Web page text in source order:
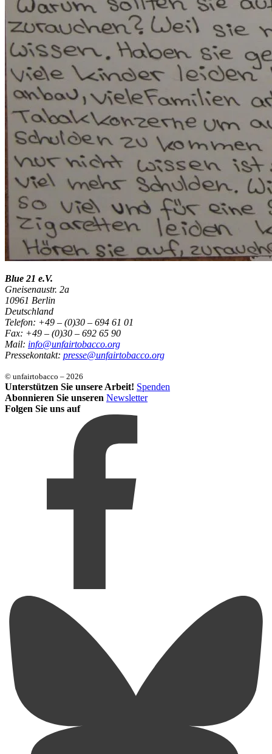
Blue 21 e.V.
Gneisenaustr. 2a
10961 Berlin
Deutschland
Telefon: +49 – (0)30 – 694 61 01
Fax: +49 – (0)30 – 692 65 90
Mail: info@unfairtobacco.org
Pressekontakt: presse@unfairtobacco.org
© unfairtobacco – 2026
Unterstützen Sie unsere Arbeit! Spenden
Abonnieren Sie unseren Newsletter
Folgen Sie uns auf